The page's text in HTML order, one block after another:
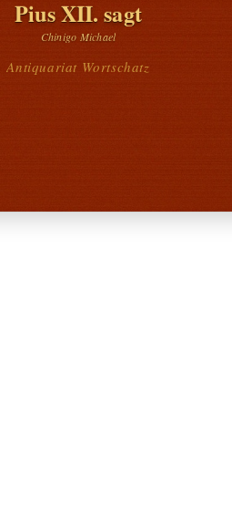
Pius XII. sagt
Chinigo Michael
Antiquariat Wortschatz